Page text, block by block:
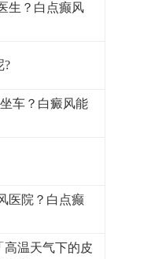
生？白点癫风
?
车？白癜风能
医院？白点癫
高温天气下的皮